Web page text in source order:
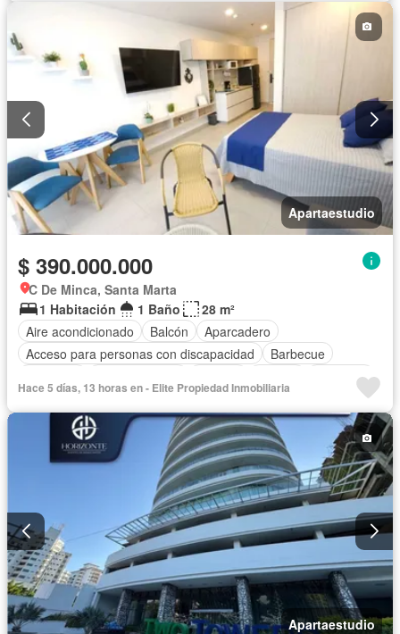
Apartaestudio
$ 390.000.000
C De Minca, Santa Marta
1 Habitación
1 Baño
28 m²
Aire acondicionado
Balcón
Aparcadero
Acceso para personas con discapacidad
Barbecue
Ascensor
Gas natural
Vista panorámica
Sauna
Seguridad privada
Piscina Agua
Hace 5 días, 13 horas en - Elite Propiedad Inmobiliaria
Apartaestudio